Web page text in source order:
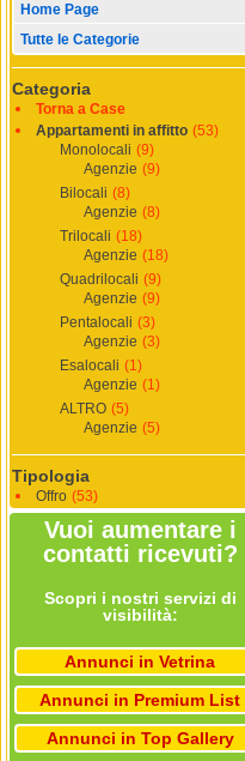
Home Page
Tutte le Categorie
Categoria
Torna a Case
Appartamenti in affitto (53)
Monolocali (9)
Agenzie (9)
Bilocali (8)
Agenzie (8)
Trilocali (18)
Agenzie (18)
Quadrilocali (9)
Agenzie (9)
Pentalocali (3)
Agenzie (3)
Esalocali (1)
Agenzie (1)
ALTRO (5)
Agenzie (5)
Tipologia
Offro (53)
Vuoi aumentare i
contatti ricevuti?
Scopri i nostri servizi di
visibilità:
Annunci in Vetrina
Annunci in Premium List
Annunci in Top Gallery